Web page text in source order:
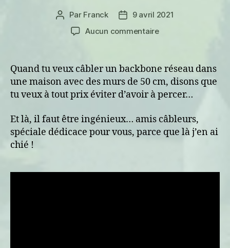
Auteur
l’article
Par Franck
Date9 avril 2021
Aucun commentairesur
et
spéléo
Quand tu veux câbler un backbone réseau dans
une maison avec des murs de 50 cm, disons que
tu veux à tout prix éviter d’avoir à percer…
Et là, il faut être ingénieux… amis câbleurs,
spéciale dédicace pour vous, parce que là j’en ai
chié !